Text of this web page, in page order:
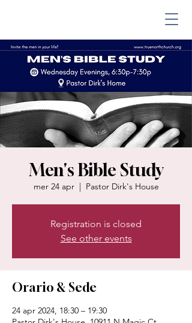
Men's Bible Study
mer 24 apr
  |
Pastor Dirk's House
Registration is closed
See other events
Orario & Sede
24 apr 2024, 18:30 – 19:30